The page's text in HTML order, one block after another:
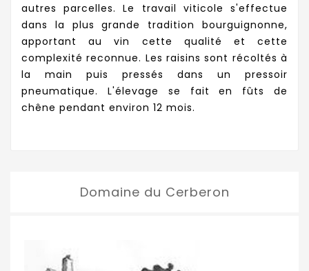
autres parcelles. Le travail viticole s'effectue
dans la plus grande tradition bourguignonne,
apportant au vin cette qualité et cette
complexité reconnue. Les raisins sont récoltés à
la main puis pressés dans un pressoir
pneumatique. L'élevage se fait en fûts de
chêne pendant environ 12 mois.
Domaine du Cerberon